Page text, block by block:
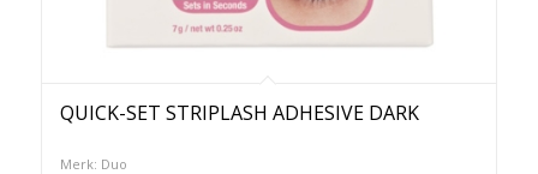
QUICK-SET STRIPLASH ADHESIVE DARK
Merk: Duo